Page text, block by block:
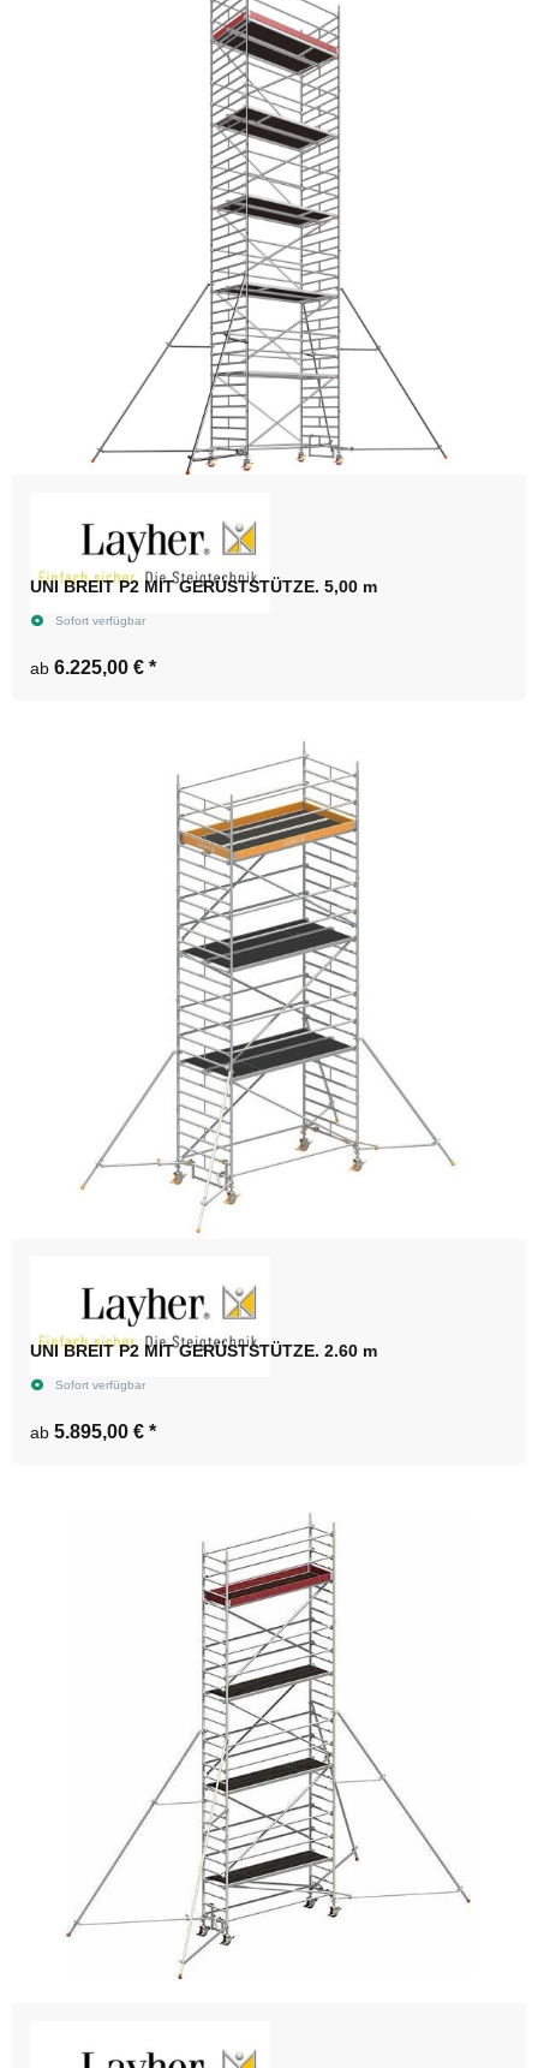
UNI BREIT P2 MIT GERÜSTSTÜTZE. 5,00 m
Sofort verfügbar
ab 6.225,00 € *
UNI BREIT P2 MIT GERÜSTSTÜTZE. 2.60 m
Sofort verfügbar
ab 5.895,00 € *